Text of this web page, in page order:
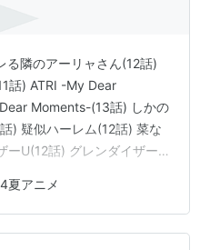
る隣のアーリャさん(12話)
話) ATRI -My Dear
Moments-(13話) しかの
) 疑似ハーレム(12話) 菜な
ーU(12話) グレンダイザー
若君(11話) 逃げ上手の若
疲れさまでした〜〜 来期は
(そんなに見たいものがない
夏アニメ